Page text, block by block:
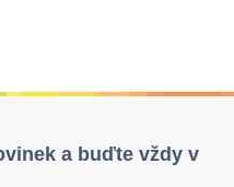
a buďte vždy v